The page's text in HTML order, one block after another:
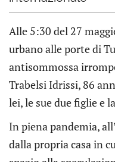
Alle 5:30 del 27
urbano alle porte di
antisommossa
Trabelsi Idrissi, 86
lei, le sue due figlie e
In piena pandemia,
dalla propria casa in